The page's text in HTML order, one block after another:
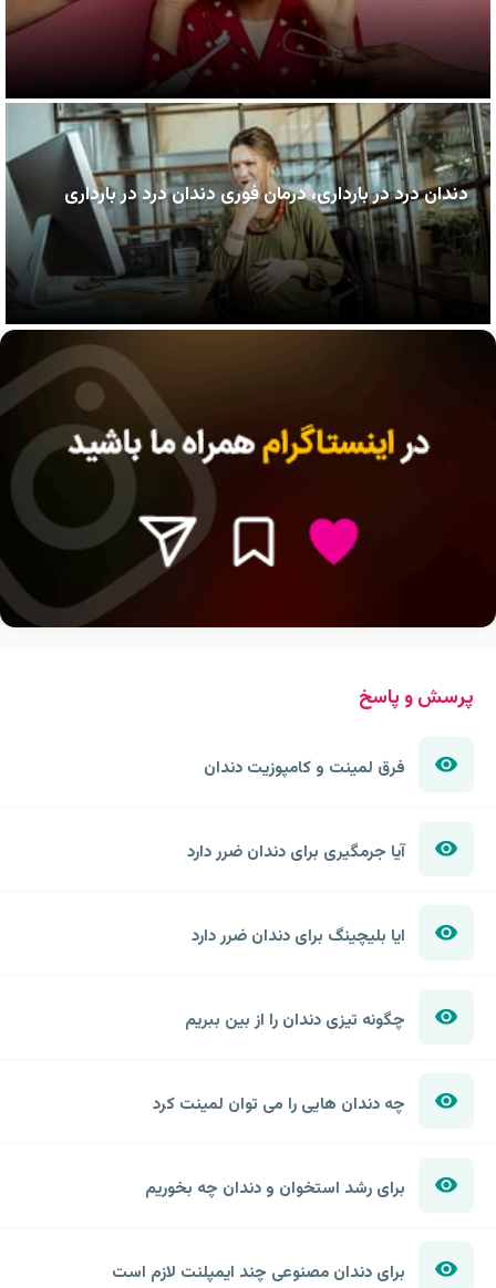
دندان درد در بارداری، درمان فوری دندان درد در بارداری
پرسش و پاسخ
فرق لمینت و کامپوزیت دندان
آیا جرمگیری برای دندان ضرر دارد
ایا بلیچینگ برای دندان ضرر دارد
چگونه تیزی دندان را از بین ببریم
چه دندان هایی را می توان لمینت کرد
برای رشد استخوان و دندان چه بخوریم
برای دندان مصنوعی چند ایمپلنت لازم است